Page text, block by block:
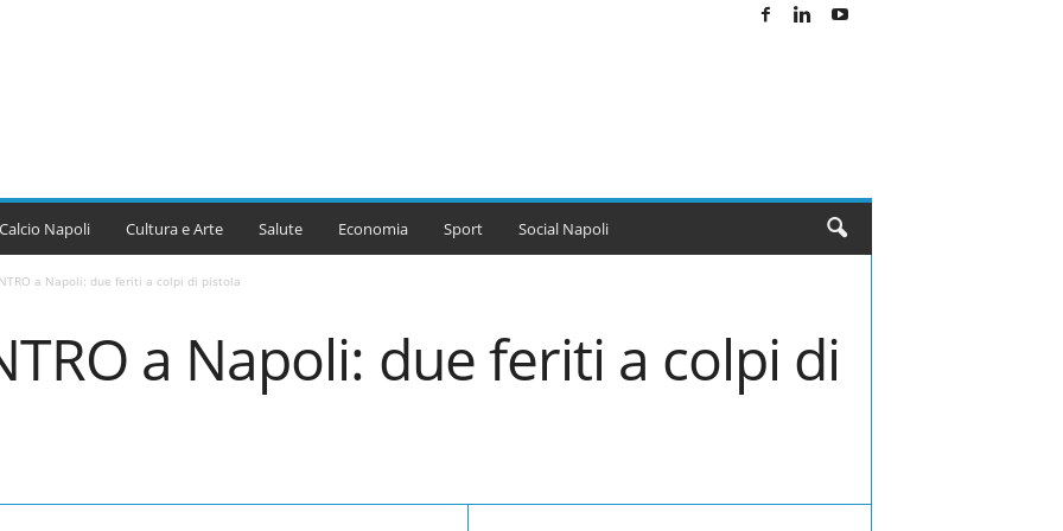
Calcio Napoli Cultura e Arte Salute Economia Sport Social Napoli
a Napoli: due feriti a colpi di pistola
a Napoli: due feriti a colpi di